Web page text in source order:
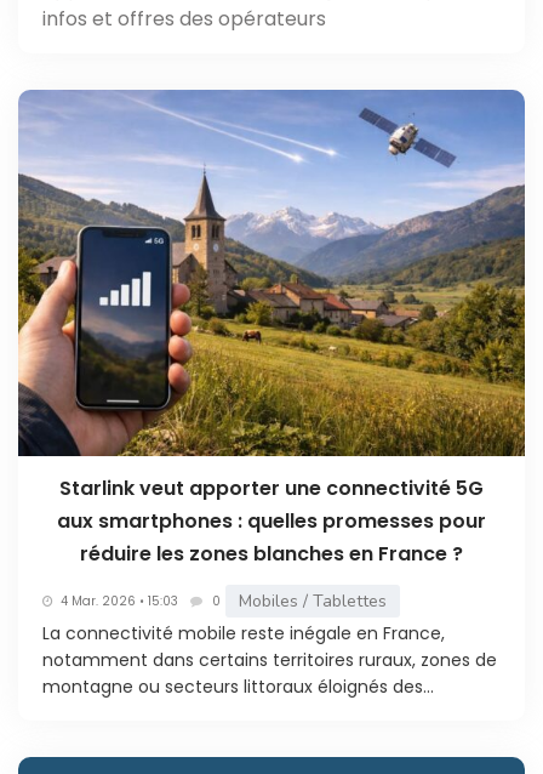
infos et offres des opérateurs
Starlink veut apporter une connectivité 5G
aux smartphones : quelles promesses pour
réduire les zones blanches en France ?
4 Mar. 2026 • 15:03 0 Mobiles / Tablettes
La connectivité mobile reste inégale en France,
notamment dans certains territoires ruraux, zones de
montagne ou secteurs littoraux éloignés des...